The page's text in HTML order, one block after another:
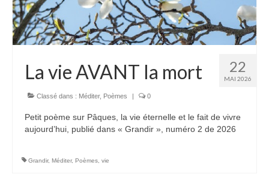
Autres Enseignements
Retraites
Anciens enseignements Théodule
Prier
Partagez votre prière
Célébrer
22
MAI 2026
La vie AVANT la mort
Classé dans : Méditer, Poèmes 0
Petit poème sur Pâques, la vie éternelle et le fait de vivre
aujourd’hui, publié dans « Grandir », numéro 2 de 2026
Grandir, Méditer, Poèmes, vie